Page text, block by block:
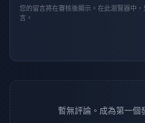
您的留言將在審核後顯示。在此瀏覽器中
言。
暫無評論。成為第一個